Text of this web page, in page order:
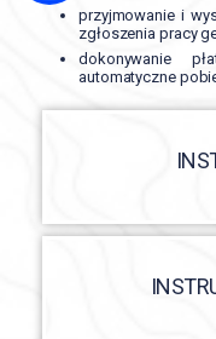
przyjmowanie i
zgłoszenia pracy
dokonywanie
automatyczne